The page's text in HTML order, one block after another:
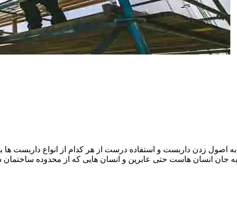
اصول زدن داربست و استفاده درست از هر کدام از انواع داربست
جان انسان هاست حتی عابرین و انسان هایی که از محدوده